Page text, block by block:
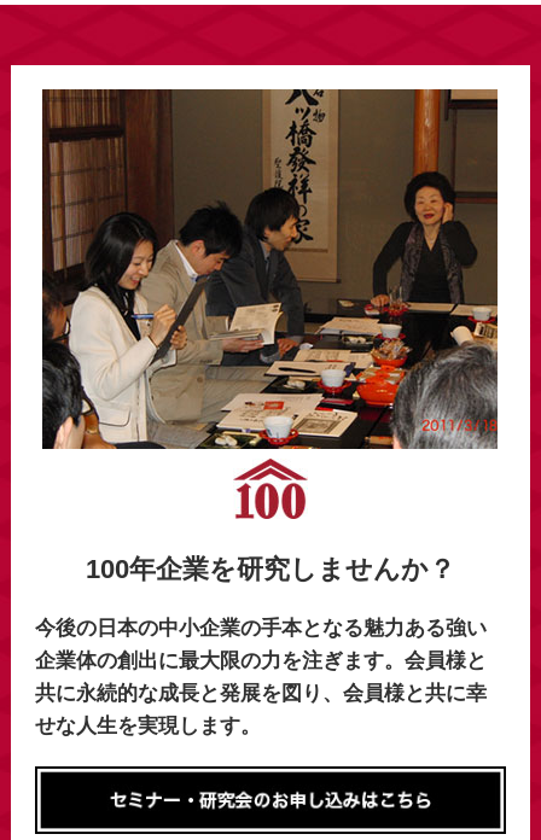
100年企業を研究しませんか？
今後の日本の中小企業の手本となる魅力ある強い
企業体の創出に最大限の力を注ぎます。会員様と
共に永続的な成長と発展を図り、会員様と共に幸
せな人生を実現します。